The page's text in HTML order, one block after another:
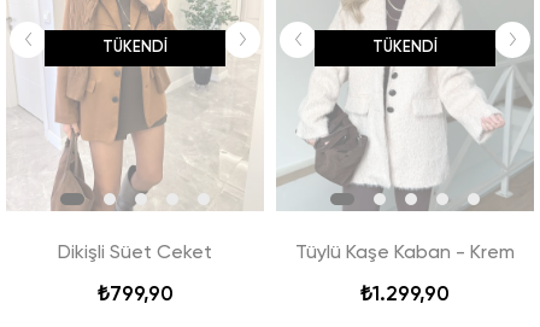
TÜKENDI
Dikişli Süet Ceket
₺799,90
TÜKENDI
Tüylü Kaşe Kaban - Krem
₺1.299,90